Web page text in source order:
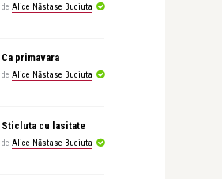
de Alice Năstase Buciuta
Ca primavara
de Alice Năstase Buciuta
Sticluta cu lasitate
de Alice Năstase Buciuta